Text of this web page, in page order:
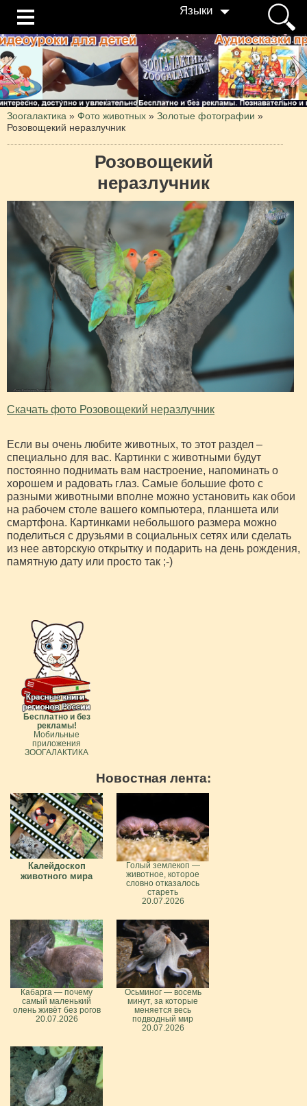
Языки
Зоогалактика » Фото животных » Золотые фотографии »
Розовощекий неразлучник
Розовощекий
неразлучник
Скачать фото Розовощекий неразлучник
Если вы очень любите животных, то этот раздел –
специально для вас. Картинки с животными будут
постоянно поднимать вам настроение, напоминать о
хорошем и радовать глаз. Самые большие фото с
разными животными вполне можно установить как обои
на рабочем столе вашего компьютера, планшета или
смартфона. Картинками небольшого размера можно
поделиться с друзьями в социальных сетях или сделать
из нее авторскую открытку и подарить на день рождения,
памятную дату или просто так ;-)
Бесплатно и без
рекламы!
Мобильные
приложения
ЗООГАЛАКТИКА
Новостная лента:
Калейдоскоп
животного мира
Голый землекоп —
животное, которое
словно отказалось
стареть
20.07.2026
Кабарга — почему
самый маленький
олень живёт без рогов
20.07.2026
Осьминог — восемь
минут, за которые
меняется весь
подводный мир
20.07.2026